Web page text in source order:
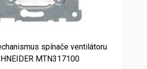
spínače ventilátoru
MTN317100